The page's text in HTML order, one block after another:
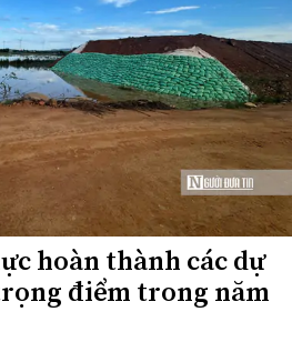
hoàn thành các dự
điểm trong năm